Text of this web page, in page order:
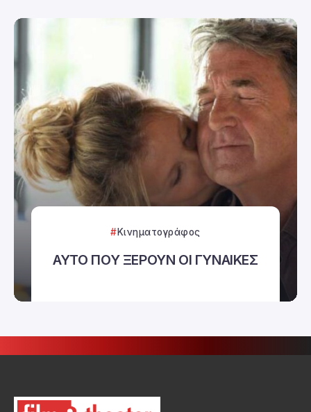
Κινηματογράφος
ΑΥΤΟ ΠΟΥ ΞΕΡΟΥΝ ΟΙ ΓΥΝΑΙΚΕΣ